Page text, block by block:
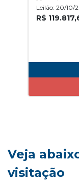
Leilão: 20/10/
R$
Veja
visitação